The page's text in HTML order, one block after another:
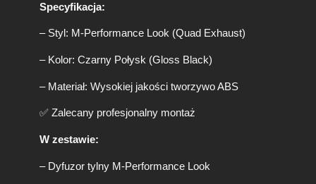
P
ł
s
(
0
-
Specyfikacja:
– Styl: M-Performance Look (Quad Exhaust)
– Kolor: Czarny Połysk (Gloss Black)
– Materiał: Wysokiej jakości tworzywo ABS
✅ Zalecany profesjonalny montaż
W zestawie:
– Dyfuzor tylny M-Performance Look